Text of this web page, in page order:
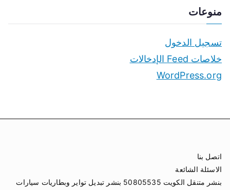
منوعات
تسجيل الدخول
خلاصات Feed الإدخالات
WordPress.org
اتصل بنا
الاسئلة الشائعة
بنشر متنقل الكويت 50805535 بنشر تبديل تواير وبطاريات سيارات